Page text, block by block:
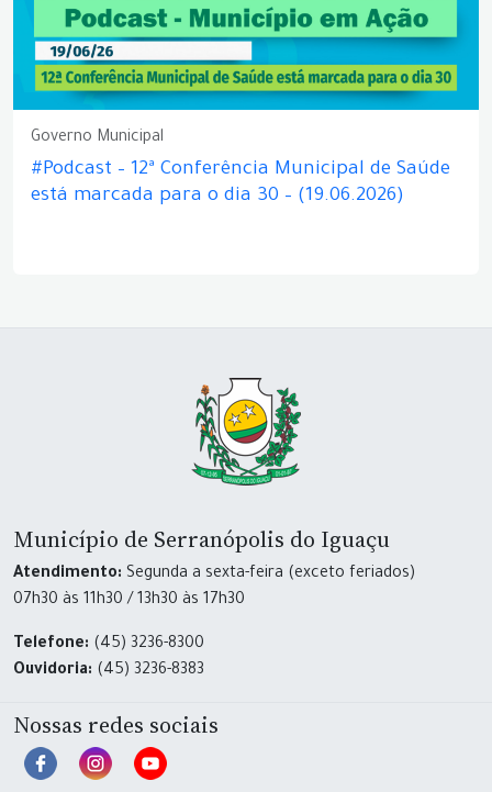
Governo Municipal
#Podcast – 12ª Conferência Municipal de Saúde
está marcada para o dia 30 – (19.06.2026)
Município de Serranópolis do Iguaçu
Atendimento: Segunda a sexta-feira (exceto feriados)
07h30 às 11h30 / 13h30 às 17h30
Telefone: (45) 3236-8300
Ouvidoria: (45) 3236-8383
Nossas redes sociais